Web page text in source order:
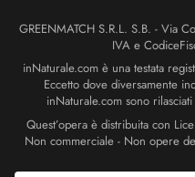
GREENMATCH S.R.L. S.B. - Via
IVA e
inNaturale.com è una testata
Eccetto dove diversamente
inNaturale.com sono
Quest’opera è distribuita con
Non commerciale - Non opere